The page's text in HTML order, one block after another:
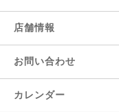
店舗情報
お問い合わせ
カレンダー